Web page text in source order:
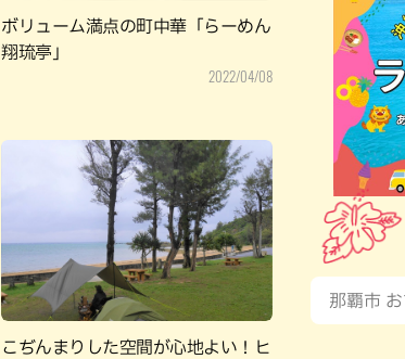
ボリューム満点の町中華「らーめん
翔琉亭」
2022/04/08
こぢんまりした空間が心地よい！ヒ